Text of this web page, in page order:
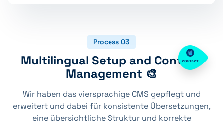
Process 03
Multilingual Setup and Content
Management 🎨
Wir haben das viersprachige CMS gepflegt und
erweitert und dabei für konsistente Übersetzungen,
eine übersichtliche Struktur und korrekte
KONTAKT